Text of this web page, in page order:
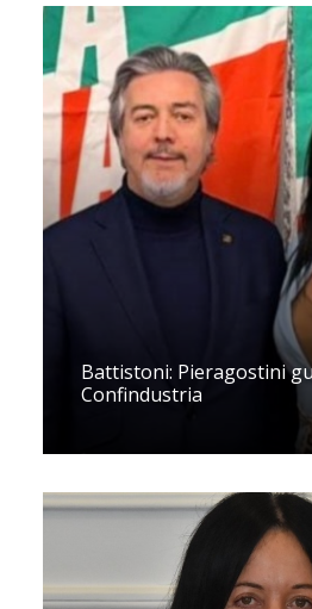
Battistoni: Pieragostini
Confindustria